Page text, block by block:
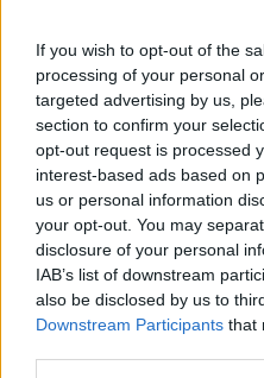
If you wish to opt-out of the
processing of your personal
targeted advertising by us,
section to confirm your
opt-out request is processed
interest-based ads based on
us or personal information
your opt-out. You may
disclosure of your personal
IAB’s list of downstream
also be disclosed by us to
Downstream Participants that